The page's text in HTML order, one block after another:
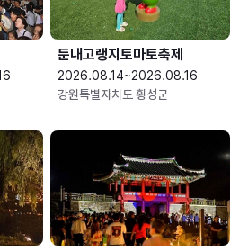
둔내고랭지토마토축제
2026.08.14~2026.08.16
강원특별자치도 횡성군